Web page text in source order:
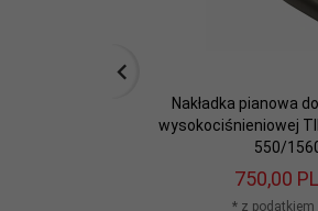
Nakładka pianowa
wysokociśnieniowej
550/
750,00
* z podatkiem